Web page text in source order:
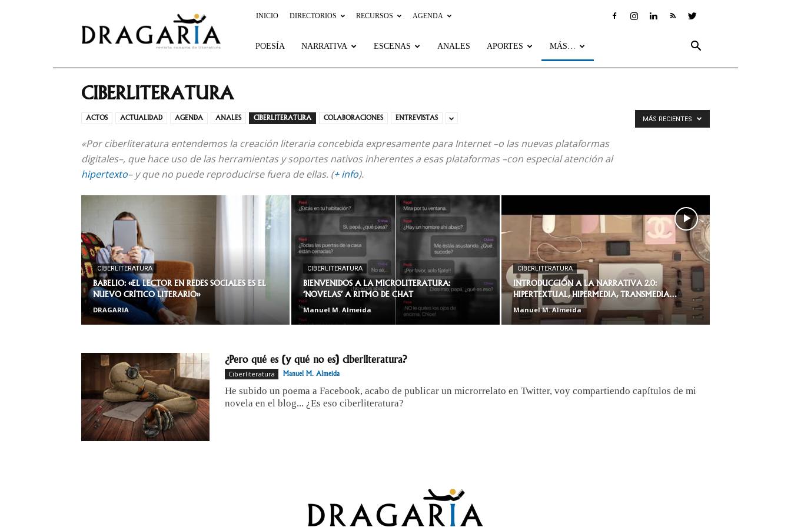
INICIO DIRECTORIOS RECURSOS AGENDA
POESÍA NARRATIVA ESCENAS ANALES APORTES MÁS…
CIBERLITERATURA
ACTOS ACTUALIDAD AGENDA ANALES CIBERLITERATURA COLABORACIONES ENTREVISTAS
«Porciberliteratura entendemos la creación literaria concebida expresamente para Internet –o las nuevas plataformas
digitales–, que hace uso de las herramientas y soportes nativos inherentes a esas plataformas –con especial atención al
hipertexto– y que no puede reproducirse fuera de ellas. (+ info).
MÁS RECIENTES
CIBERLITERATURA
BABELIO: «EL LECTOR EN REDES SOCIALES ES EL
NUEVO CRÍTICO LITERARIO»
DRAGARIA
CIBERLITERATURA
BIENVENIDOS A LA MICROLITERATURA:
‘NOVELAS’ A RITMO DE CHAT
Manuel M. Almeida
CIBERLITERATURA
INTRODUCCIÓN A LA NARRATIVA 2.0:
HIPERTEXTUAL, HIPERMEDIA, TRANSMEDIA…
Manuel M. Almeida
¿Pero qué es (y qué no es) ciberliteratura?
Ciberliteratura Manuel M. Almeida
He subido un poema a Facebook, acabo de publicar un microrrelato en Twitter, voy compartiendo capítulos de mi
novela en el blog... ¿Es eso ciberliteratura?